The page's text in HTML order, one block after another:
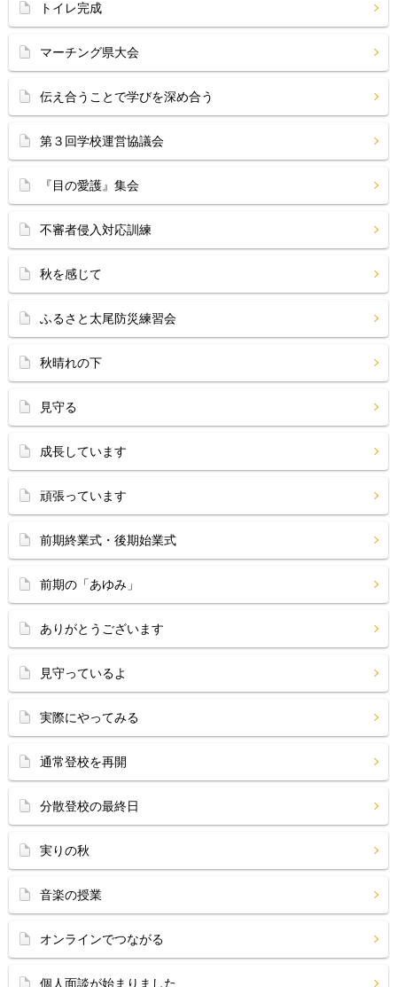
トイレ完成
マーチング県大会
伝え合うことで学びを深め合う
第３回学校運営協議会
『目の愛護』集会
不審者侵入対応訓練
秋を感じて
ふるさと太尾防災練習会
秋晴れの下
見守る
成長しています
頑張っています
前期終業式・後期始業式
前期の「あゆみ」
ありがとうございます
見守っているよ
実際にやってみる
通常登校を再開
分散登校の最終日
実りの秋
音楽の授業
オンラインでつながる
個人面談が始まりました